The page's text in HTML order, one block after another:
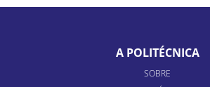
A POLITÉCNICA
SOBRE